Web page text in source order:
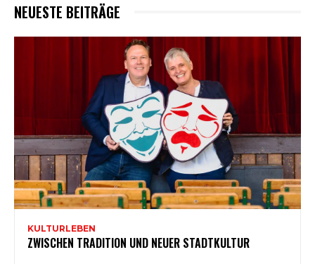
NEUESTE BEITRÄGE
KULTURLEBEN
ZWISCHEN TRADITION UND NEUER STADTKULTUR